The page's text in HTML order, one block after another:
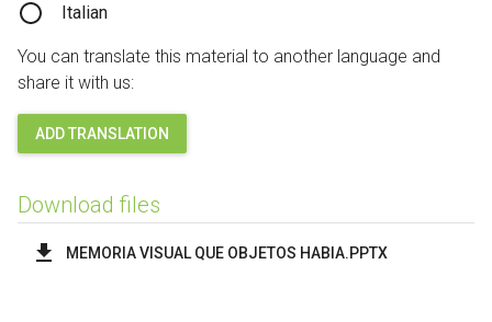
Italian
You can translate this material to another language and
share it with us:
ADD TRANSLATION
Download files
MEMORIA VISUAL QUE OBJETOS HABIA.PPTX